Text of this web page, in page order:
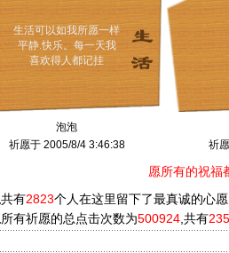
生活可以如我所愿一样
平静.快乐。每一天我
喜欢得人都记挂
泡泡
祈愿于 2005/8/4 3:46:38
祈
愿所有的祝福
共有2823个人在这里留下了最真诚的心愿
所有祈愿的总点击次数为500924,共有235